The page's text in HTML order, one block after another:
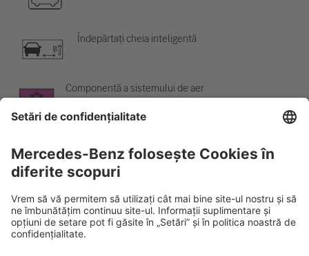
Îndepărtați cheia inteligentă
Componentă a sistemului de aer
condiționat